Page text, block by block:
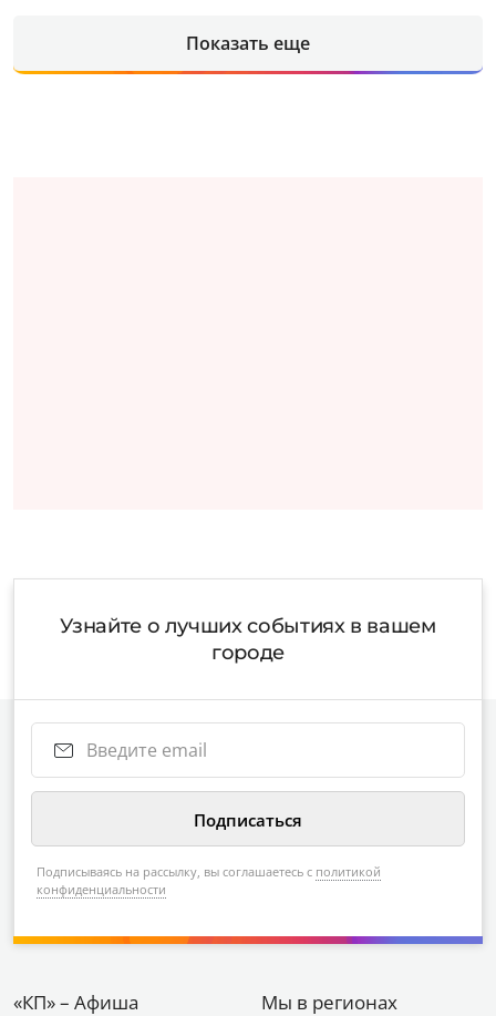
Показать еще
Узнайте о лучших событиях в вашем
городе
Подписываясь на рассылку, вы соглашаетесь с политикой
конфиденциальности
«КП» – Афиша Мы в регионах